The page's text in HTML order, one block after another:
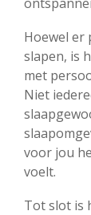
Hoewel er
slapen, is
met
Niet
voor jou
voelt.
Tot slot is